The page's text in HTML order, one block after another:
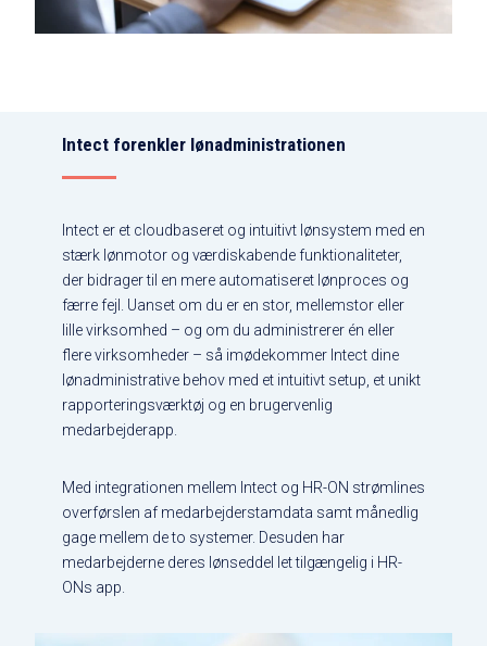
Intect forenkler lønadministrationen
Intect er et cloudbaseret og intuitivt lønsystem med en
stærk lønmotor og værdiskabende funktionaliteter,
der bidrager til en mere automatiseret lønproces og
færre fejl. Uanset om du er en stor, mellemstor eller
lille virksomhed – og om du administrerer én eller
flere virksomheder – så imødekommer Intect dine
lønadministrative behov med et intuitivt setup, et unikt
rapporteringsværktøj og en brugervenlig
medarbejderapp.
Med integrationen mellem Intect og HR-ON strømlines
overførslen af medarbejderstamdata samt månedlig
gage mellem de to systemer. Desuden har
medarbejderne deres lønseddel let tilgængelig i HR-
ONs app.